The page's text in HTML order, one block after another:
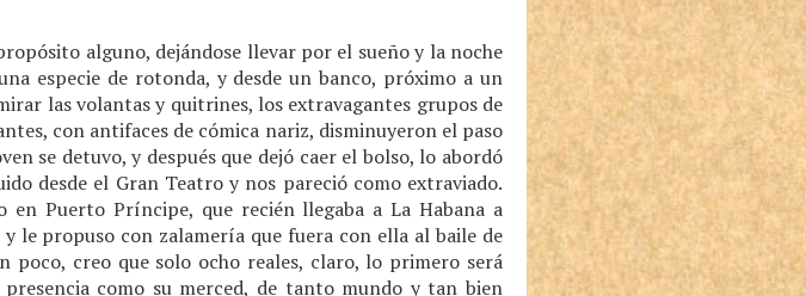
alguno, dejándose llevar por el sueño y la noche
especie de rotonda, y desde un banco, próximo a un
las volantas y quitrines, los extravagantes grupos de
con antifaces de cómica nariz, disminuyeron el paso
se detuvo, y después que dejó caer el bolso, lo abordó
desde el Gran Teatro y nos pareció como extraviado.
en Puerto Príncipe, que recién llegaba a La Habana a
le propuso con zalamería que fuera con ella al baile de
creo que solo ocho reales, claro, lo primero será
como su merced, de tanto mundo y tan bien